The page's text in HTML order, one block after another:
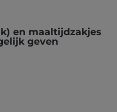
en maaltijdzakjes
geven